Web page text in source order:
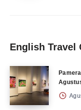
English Travel